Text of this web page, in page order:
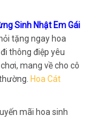
Sinh Nhật Em Gái
tặng ngay hoa
thông điệp yêu
mang về cho cô
Hoa Cát
mãi hoa sinh